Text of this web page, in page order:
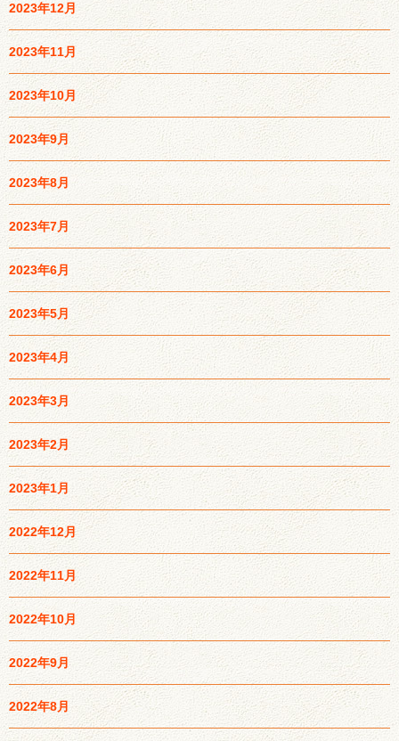
2023年12月
2023年11月
2023年10月
2023年9月
2023年8月
2023年7月
2023年6月
2023年5月
2023年4月
2023年3月
2023年2月
2023年1月
2022年12月
2022年11月
2022年10月
2022年9月
2022年8月